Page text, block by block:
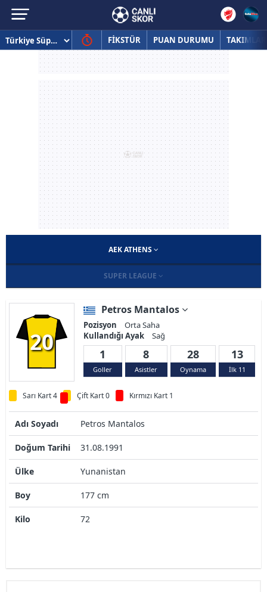
FİKSTÜR PUAN DURUMU TAKIMLAR
AEK ATHENS
SUPER LEAGUE
20
Petros Mantalos
Pozisyon
Orta Saha
Kullandığı Ayak
Sağ
1
Goller
8
Asistler
28
Oynama
13
İlk 11
Sarı Kart 4 Çift Kart 0 Kırmızı Kart 1
Adı Soyadı Petros Mantalos
Doğum Tarihi 31.08.1991
Ülke Yunanistan
Boy 177 cm
Kilo 72